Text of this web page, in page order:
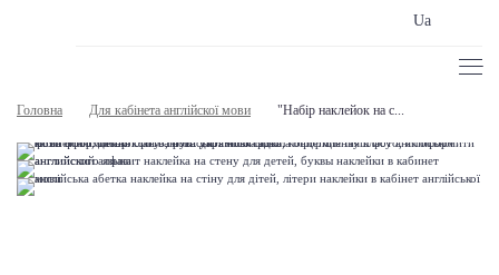
Ua
Головна Для кабінета англійскої мови "Набір наклейок на с...